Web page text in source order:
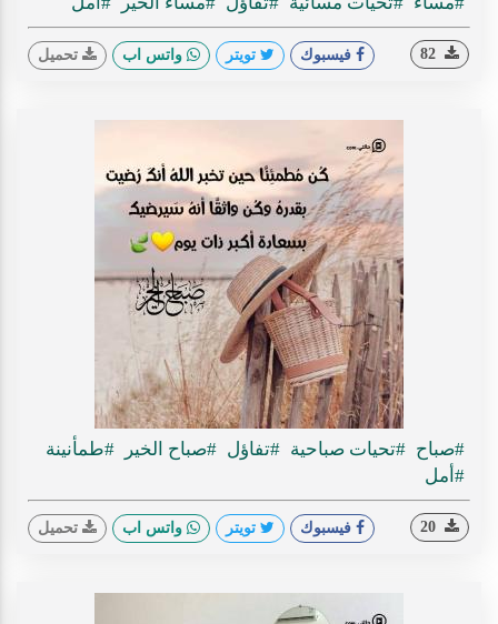
فيسبوك تويتر واتس اب تحميل
#صباح #تحيات صباحية #تفاؤل #صباح الخير
#طمأنينة
#أمل
فيسبوك تويتر واتس اب تحميل